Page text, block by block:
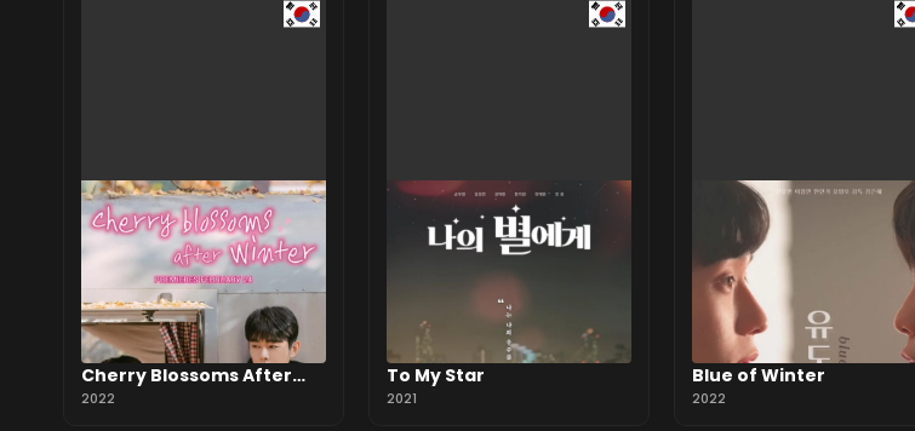
Cherry Blossoms After
Winter
2022
To My Star
2021
Blue of Winter
2022